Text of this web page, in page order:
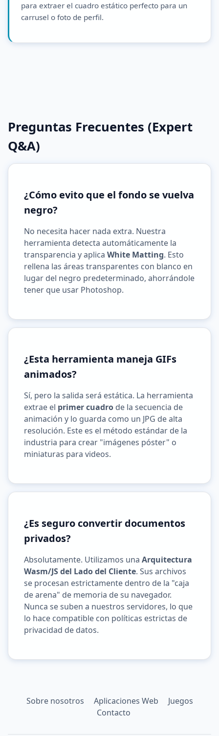
para extraer el cuadro estático perfecto para un
carrusel o foto de perfil.
Preguntas Frecuentes (Expert
Q&A)
¿Cómo evito que el fondo se vuelva
negro?
No necesita hacer nada extra. Nuestra
herramienta detecta automáticamente la
transparencia y aplica White Matting. Esto
rellena las áreas transparentes con blanco en
lugar del negro predeterminado, ahorrándole
tener que usar Photoshop.
¿Esta herramienta maneja GIFs
animados?
Sí, pero la salida será estática. La herramienta
extrae el primer cuadro de la secuencia de
animación y lo guarda como un JPG de alta
resolución. Este es el método estándar de la
industria para crear "imágenes póster" o
miniaturas para videos.
¿Es seguro convertir documentos
privados?
Absolutamente. Utilizamos una Arquitectura
Wasm/JS del Lado del Cliente. Sus archivos
se procesan estrictamente dentro de la "caja
de arena" de memoria de su navegador.
Nunca se suben a nuestros servidores, lo que
lo hace compatible con políticas estrictas de
privacidad de datos.
Sobre nosotros Aplicaciones Web
Juegos
Contacto